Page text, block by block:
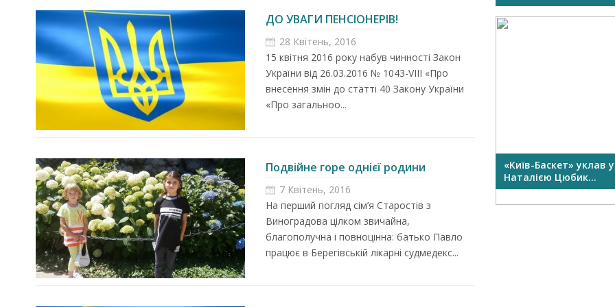
ДО УВАГИ ПЕНСІОНЕРІВ!
28 Квітень, 2016
15 квітня 2016 року набув чинності Закон
України від 26.03.2016 № 1043-VІІІ «Про
внесення змін до статті 40 Закону України
«Про загальноо...
Подвійне горе однієї родини
7 Квітень, 2016
На перший погляд сім’я Старостів з
Виноградова цілком звичайна,
благополучна і повноцінна: батько Павло
працює в Берегівській лікарні судмедекс...
СПОРТИВНЕ СВЯТО В ТУРИНІ
«Київ-Баскет» уклав
Наталією Цюбик...